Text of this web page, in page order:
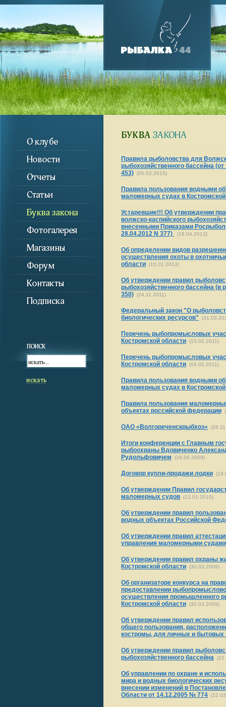
Правила рыболовства для
рыбохозяйственного бассейна (от
453) (06.02.2015)
Правила пользования водными
маломерных судах в
Устаревшие!!! Об утверждении
волжско-каспийского
внесенными Приказами
28.04.2012 N 377)
(18.04.2013)
Об определении видов
осуществления охоты в
области (15.01.2013)
Об утверждении правил
рыбохозяйственного бассейна (в
350) (24.11.2011)
Федеральный закон "О
биологических ресурсов"
Перечень рыбопромысловых
Костромской области (15.02.2011)
Перечень рыбопромысловых
Костромской области (04.02.2011)
Правила пользования водными
маломерных судах в
Правила пользования
объектах российской федерации
ОАО «Волгореченскрыбхоз»
Итоги конференции с Главным
рыбоохраны Вдовиченко
Рудольфовичем (29.06.2009)
Договор купли-продажи лодки
Об утверждении Правил
маломерных судов (12.01.2010)
Об утверждении правил
водных объектах Российской
Об утверждении правил
управления маломерными судами
Об утверждении правил охраны
Костромской области (30.03.2009)
Об организаторе конкурса на
предоставлении
осуществления промышленного
Костромской области (30.03.2009)
Об утверждении правил
общего пользования,
костромы, для личных и бытовых
Об утверждении правил
рыбохозяйственного бассейна
Об управлении по охране и
мира и водных биологических
внесении изменений в
Области от 14.12.2005 № 774